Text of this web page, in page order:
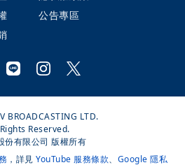
公告專區
BROADCASTING LTD.
Reserved.
份有限公司 版權所有
，詳見 YouTube 服務條款、 Google 隱私